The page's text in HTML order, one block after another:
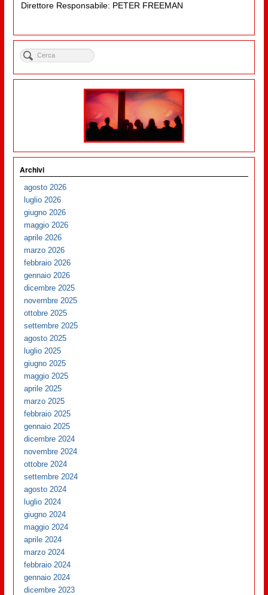
Direttore Responsabile: PETER FREEMAN
Archivi
agosto 2026
luglio 2026
giugno 2026
maggio 2026
aprile 2026
marzo 2026
febbraio 2026
gennaio 2026
dicembre 2025
novembre 2025
ottobre 2025
settembre 2025
agosto 2025
luglio 2025
giugno 2025
maggio 2025
aprile 2025
marzo 2025
febbraio 2025
gennaio 2025
dicembre 2024
novembre 2024
ottobre 2024
settembre 2024
agosto 2024
luglio 2024
giugno 2024
maggio 2024
aprile 2024
marzo 2024
febbraio 2024
gennaio 2024
dicembre 2023